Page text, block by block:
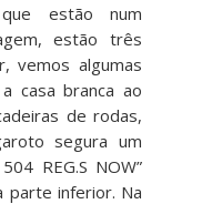
estão num
estão três
vemos algumas
casa branca ao
de rodas,
segura um
REG.S NOW”
parte inferior. Na